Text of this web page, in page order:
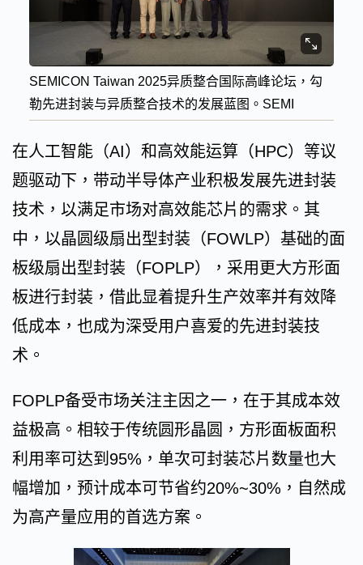
SEMICON Taiwan 2025异质整合国际高峰论坛，勾
勒先进封装与异质整合技术的发展蓝图。SEMI
在人工智能（AI）和高效能运算（HPC）等议
题驱动下，带动半导体产业积极发展先进封装
技术，以满足市场对高效能芯片的需求。其
中，以晶圆级扇出型封装（FOWLP）基础的面
板级扇出型封装（FOPLP），采用更大方形面
板进行封装，借此显着提升生产效率并有效降
低成本，也成为深受用户喜爱的先进封装技
术。
FOPLP备受市场关注主因之一，在于其成本效
益极高。相较于传统圆形晶圆，方形面板面积
利用率可达到95%，单次可封装芯片数量也大
幅增加，预计成本可节省约20%~30%，自然成
为高产量应用的首选方案。